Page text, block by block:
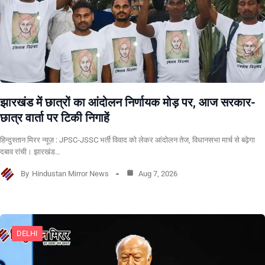
झारखंड में छात्रों का आंदोलन निर्णायक मोड़ पर, आज सरकार-
छात्र वार्ता पर टिकी निगाहें
हिन्दुस्तान मिरर न्यूज़ : JPSC-JSSC भर्ती विवाद को लेकर आंदोलन तेज, विधानसभा मार्च से बढ़ेगा
दबाव रांची। झारखंड…
By Hindustan Mirror News Aug 7, 2026
DELHI